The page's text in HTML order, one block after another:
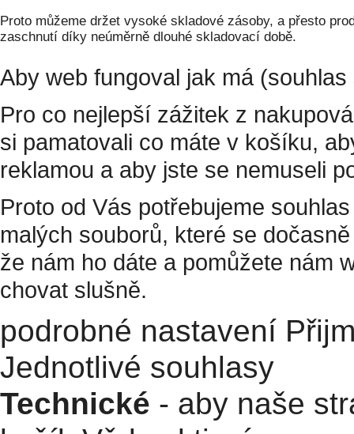
Proto můžeme držet vysoké skladové zásoby, a přesto
zaschnutí díky neúměrně dlouhé skladovací době.
Aby web fungoval jak má
Pro co nejlepší zážitek z
si pamatovali co máte v košíku,
reklamou a aby jste se nemuseli
Proto od Vás potřebujeme
malých souborů, které se
že nám ho dáte a pomůžete nám
chovat slušně.
podrobné nastavení
Jednotlivé souhlasy
Technické - aby naše